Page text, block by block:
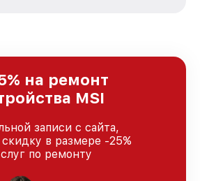
клиентов.
на ремонт
MSI
записи с сайта,
в размере -25%
по ремонту